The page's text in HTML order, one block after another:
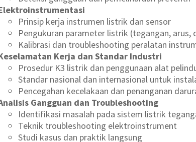
Prinsip kerja instrumen listrik dan sensor
Pengukuran parameter listrik (tegangan, arus,
Kalibrasi dan troubleshooting peralatan
Kerja dan Standar Industri
Prosedur K3 listrik dan penggunaan alat
Standar nasional dan internasional untuk
Pencegahan kecelakaan dan penanganan
Gangguan dan Troubleshooting
Identifikasi masalah pada sistem listrik
Teknik troubleshooting elektroinstrument
Studi kasus dan praktik langsung